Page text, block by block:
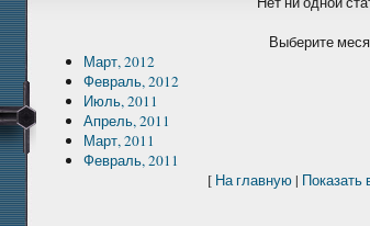
Выберите
Март, 2012
Февраль, 2012
Июль, 2011
Апрель, 2011
Март, 2011
Февраль, 2011
[ На главную| Показать